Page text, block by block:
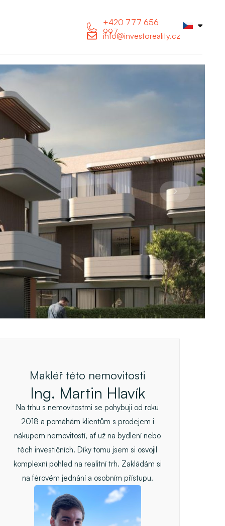
+420 777 656
997
info@investoreality.cz
Makléř této nemovitosti
Ing. Martin Hlavík
Na trhu s nemovitostmi se pohybuji od roku
2018 a pomáhám klientům s prodejem i
nákupem nemovitostí, ať už na bydlení nebo
těch investičních. Díky tomu jsem si osvojil
komplexní pohled na realitní trh. Zakládám si
na férovém jednání a osobním přístupu.